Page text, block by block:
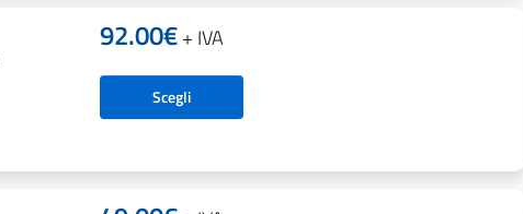
92.00€+ IVA
Scegli